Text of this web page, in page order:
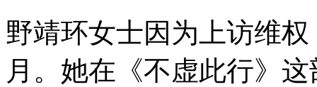
野靖环女士因为上访维
月。她在《不虚此行》